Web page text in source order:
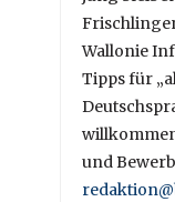
Wallonie
Tipps für
und